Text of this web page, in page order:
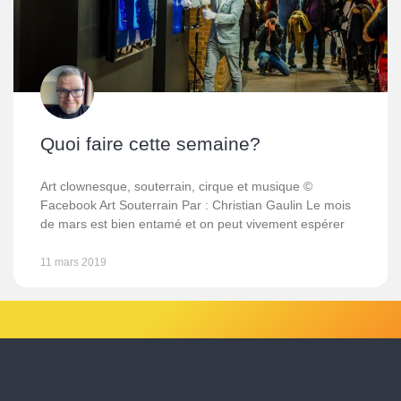
Quoi faire cette semaine?
Art clownesque, souterrain, cirque et musique ©
Facebook Art Souterrain Par : Christian Gaulin Le mois
de mars est bien entamé et on peut vivement espérer
11 mars 2019